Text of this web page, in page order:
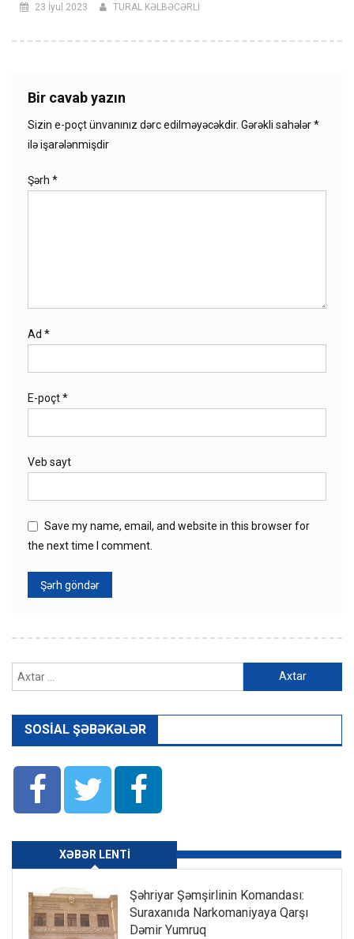
23 İyul 2023 TURAL KƏLBƏCƏRLİ
Bir cavab yazın
Sizin e-poçt ünvanınız dərc edilməyəcəkdir. Gərəkli sahələr*
ilə işarələnmişdir
Şərh *
Ad *
E-poçt*
Veb sayt
Save my name, email, and website in this browser for
the next time I comment.
SOSIAL ŞƏBƏKƏLƏR
XƏBƏR LENTI
Şəhriyar Şəmşirlinin Komandası:
Suraxanıda Narkomaniyaya Qarşı
Dəmir Yumruq